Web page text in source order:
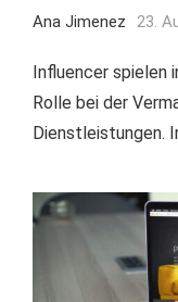
Ana Jimenez 23.
Influencer spielen
Rolle bei der
Dienstleistungen.